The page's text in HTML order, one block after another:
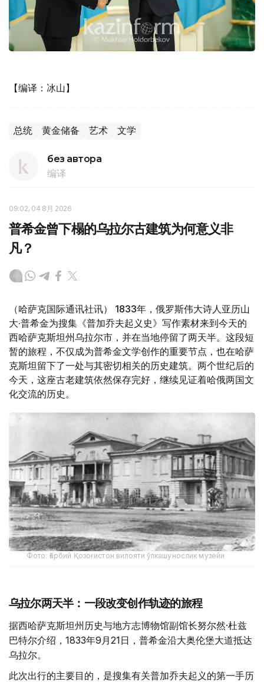
【编译：冰山】
总统 黄金储备 艺术 文学
без автора
编译
09:02, 04 8月 2026
普希金曾下榻的乌拉尔古建筑为何意义非
凡？
（哈萨克国际通讯社讯） 1833年，俄罗斯伟大诗人亚历山
大·普希金为搜集《普加乔夫起义史》写作素材来到今天的
西哈萨克斯坦州乌拉尔市，并在当地停留了两天半。这段短
暂的旅程，不仅成为普希金文学创作的重要节点，也在哈萨
克斯坦留下了一处与其密切相关的历史建筑。两个世纪后的
今天，这座古老建筑依然保存完好，继续见证着哈俄两国文
化交流的历史。
Фото: Ғарбий Қозоғистон вилояти ўлкашунослик музейи
乌拉尔两天半：一段改变创作轨迹的旅程
据西哈萨克斯坦州历史与地方志博物馆副馆长努尔然·杜兹
巴特尔介绍，1833年9月21日，普希金沿大奥伦堡大道抵达
乌拉尔。
此次出行的主要目的，是搜集有关普加乔夫起义的第一手历